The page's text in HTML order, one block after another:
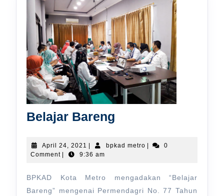
Belajar Bareng
April 24, 2021 April
24,
| bpkad metrobpkad
|
0
Comment | 9:36 am
BPKAD Kota Metro mengadakan “Belajar
Bareng” mengenai Permendagri No. 77 Tahun